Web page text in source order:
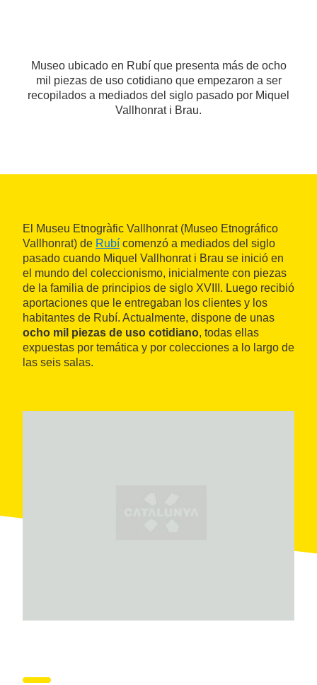
Museo ubicado en Rubí que presenta más de ocho
mil piezas de uso cotidiano que empezaron a ser
recopilados a mediados del siglo pasado por Miquel
Vallhonrat i Brau.
El Museu Etnogràfic Vallhonrat (Museo Etnográfico
Vallhonrat) de Rubí comenzó a mediados del siglo
pasado cuando Miquel Vallhonrat i Brau se inició en
el mundo del coleccionismo, inicialmente con piezas
de la familia de principios de siglo XVIII. Luego recibió
aportaciones que le entregaban los clientes y los
habitantes de Rubí. Actualmente, dispone de unas
ocho mil piezas de uso cotidiano, todas ellas
expuestas por temática y por colecciones a lo largo de
las seis salas.